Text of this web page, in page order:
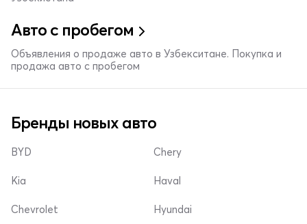
Авто с пробегом
Объявления о продаже авто в Узбекситане. Покупка и
продажа авто с пробегом
Бренды новых авто
BYD
Kia
Chevrolet
Chery
Haval
Hyundai